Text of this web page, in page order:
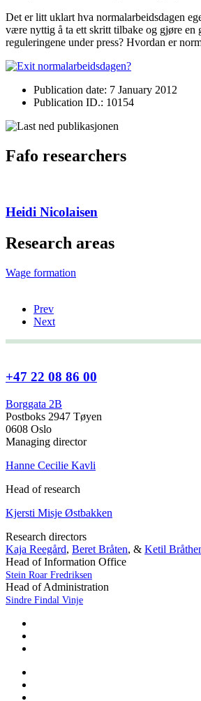
Det er litt uklart hva normalarbeidsdagen
være nyttig å ta ett skritt tilbake og gjøre en
reguleringene under press? Hvordan er
Publication date: 7 January 2012
Publication ID.: 10154
Fafo researchers
Heidi Nicolaisen
Research areas
Wage formation
Prev
Next
+47 22 08 86 00
Borggata 2B
Postboks 2947 Tøyen
0608 Oslo
Managing director
Hanne Cecilie Kavli
Head of research
Kjersti Misje Østbakken
Research directors
Kaja Reegård, Beret Bråten, & Ketil
Head of Information Office
Stein Roar Fredriksen
Head of Administration
Sindre Findal Vinje